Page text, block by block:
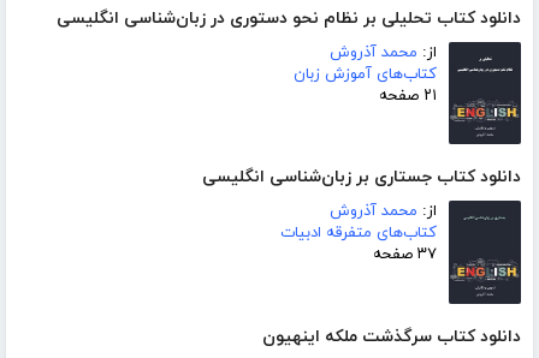
دانلود کتاب تحلیلی بر نظام نحو دستوری در زبان‌شناسی انگلیسی
از: محمد آذروش
کتاب‌های آموزش زبان
۲۱ صفحه
دانلود کتاب جستاری بر زبان‌شناسی انگلیسی
از: محمد آذروش
کتاب‌های متفرقه ادبیات
۳۷ صفحه
دانلود کتاب سرگذشت ملکه اینهیون